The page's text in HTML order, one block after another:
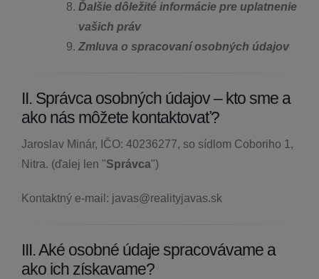
Ďalšie dôležité informácie pre uplatnenie
vašich práv
Zmluva o spracovaní osobných údajov
II. Správca osobných údajov – kto sme a
ako nás môžete kontaktovať?
Jaroslav Minár, IČO: 40236277, so sídlom Coboriho 1,
Nitra. (ďalej len "Správca")
Kontaktný e-mail: javas@realityjavas.sk
III. Aké osobné údaje spracovávame a
ako ich získavame?